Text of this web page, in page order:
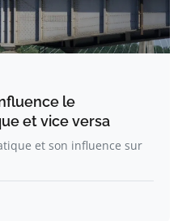
le
et vice versa
et son influence sur